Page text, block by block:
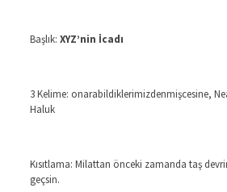
Başlık: XYZ’nin İcadı
3 Kelime: onarabildiklerimizdenmişcesine,
Haluk
Kısıtlama: Milattan önceki zamanda taş
geçsin.